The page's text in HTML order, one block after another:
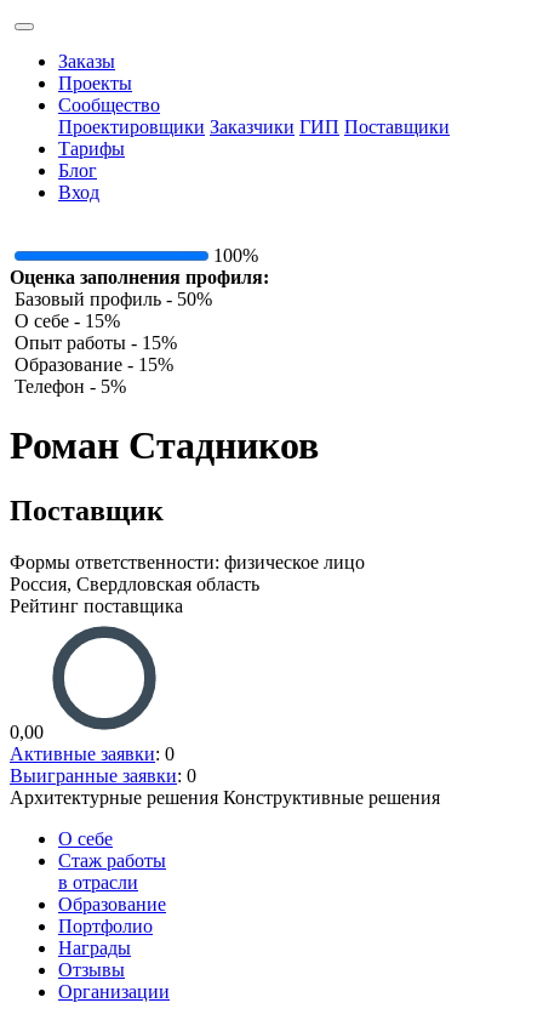
Заказы
Проекты
Сообщество
Проектировщики Заказчики ГИП Поставщики
Тарифы
Блог
Вход
100%
Оценка заполнения профиля:
Базовый профиль - 50%
О себе - 15%
Опыт работы - 15%
Образование - 15%
Телефон - 5%
Роман Стадников
Поставщик
Формы ответственности: физическое лицо
Россия, Свердловская область
Рейтинг поставщика
0,00
Активные заявки: 0
Выигранные заявки: 0
Архитектурные решения Конструктивные решения
О себе
Стаж работы
в отрасли
Образование
Портфолио
Награды
Отзывы
Организации